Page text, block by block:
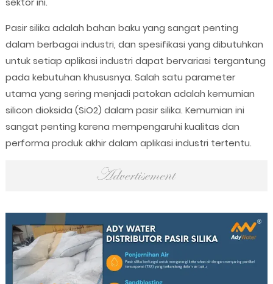
Pasir silika adalah bahan baku yang sangat penting
dalam berbagai industri, dan spesifikasi yang dibutuhkan
untuk setiap aplikasi industri dapat bervariasi tergantung
pada kebutuhan khususnya. Salah satu parameter
utama yang sering menjadi patokan adalah kemurnian
silicon dioksida (SiO2) dalam pasir silika. Kemurnian ini
sangat penting karena mempengaruhi kualitas dan
performa produk akhir dalam aplikasi industri tertentu.